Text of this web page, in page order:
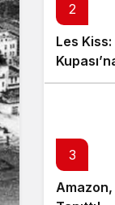
2
Les
3
Amazon,